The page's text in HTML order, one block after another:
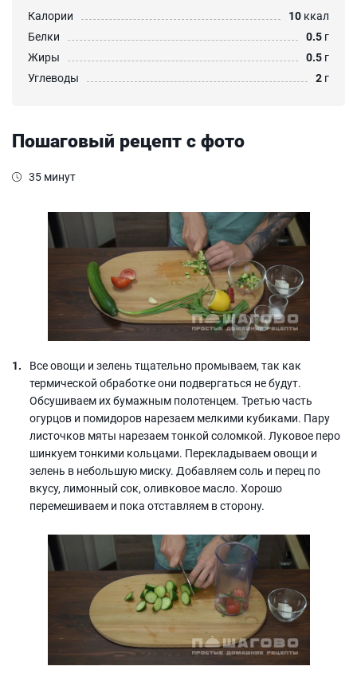
Калории
10 ккал
Белки
0.5 г
Жиры
0.5 г
Углеводы
2 г
Пошаговый рецепт с фото
35 минут
Все овощи и зелень тщательно промываем, так как
термической обработке они подвергаться не будут.
Обсушиваем их бумажным полотенцем. Третью часть
огурцов и помидоров нарезаем мелкими кубиками. Пару
листочков мяты нарезаем тонкой соломкой. Луковое перо
шинкуем тонкими кольцами. Перекладываем овощи и
зелень в небольшую миску. Добавляем соль и перец по
вкусу, лимонный сок, оливковое масло. Хорошо
перемешиваем и пока отставляем в сторону.